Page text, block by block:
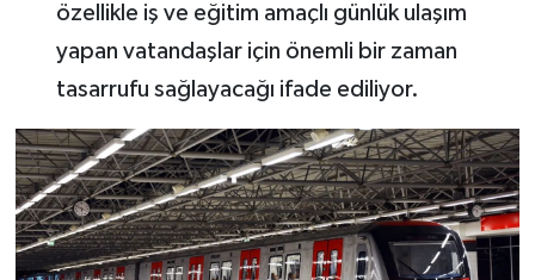
özellikle iş ve eğitim amaçlı günlük ulaşım
yapan vatandaşlar için önemli bir zaman
tasarrufu sağlayacağı ifade ediliyor.